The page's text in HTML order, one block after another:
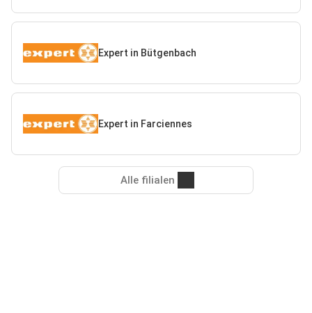
Expert in Bütgenbach
Expert in Farciennes
Alle filialen